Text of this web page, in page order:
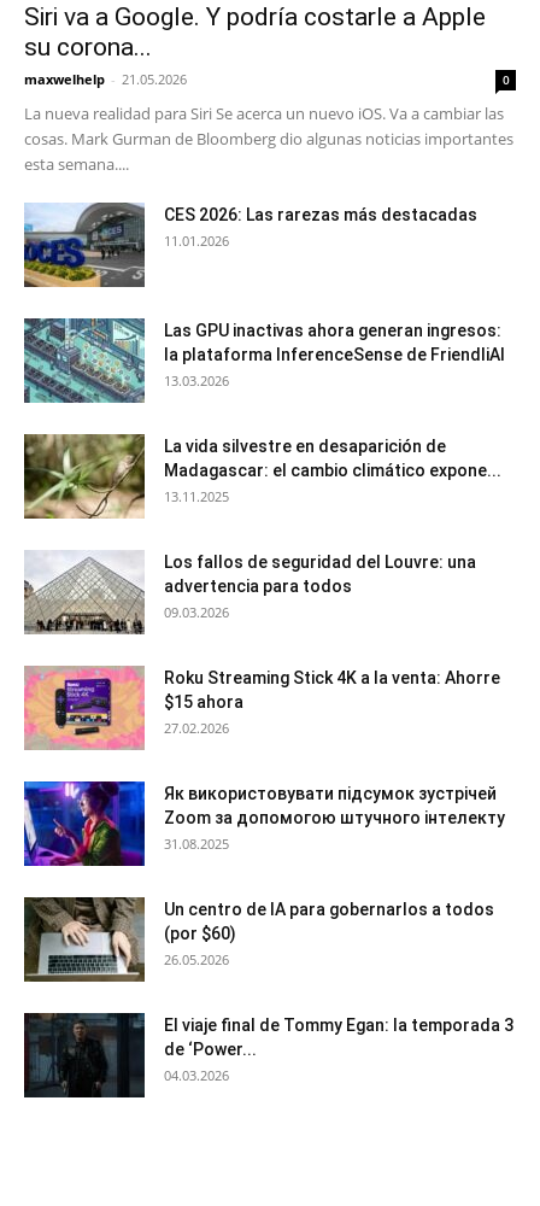
Siri va a Google. Y podría costarle a Apple
su corona...
maxwelhelp - 21.05.2026 0
La nueva realidad para Siri Se acerca un nuevo iOS. Va a cambiar las
cosas. Mark Gurman de Bloomberg dio algunas noticias importantes
esta semana....
CES 2026: Las rarezas más destacadas
11.01.2026
Las GPU inactivas ahora generan ingresos:
la plataforma InferenceSense de FriendliAI
13.03.2026
La vida silvestre en desaparición de
Madagascar: el cambio climático expone...
13.11.2025
Los fallos de seguridad del Louvre: una
advertencia para todos
09.03.2026
Roku Streaming Stick 4K a la venta: Ahorre
$15 ahora
27.02.2026
Як використовувати підсумок зустрічей
Zoom за допомогою штучного інтелекту
31.08.2025
Un centro de IA para gobernarlos a todos
(por $60)
26.05.2026
El viaje final de Tommy Egan: la temporada 3
de ‘Power...
04.03.2026